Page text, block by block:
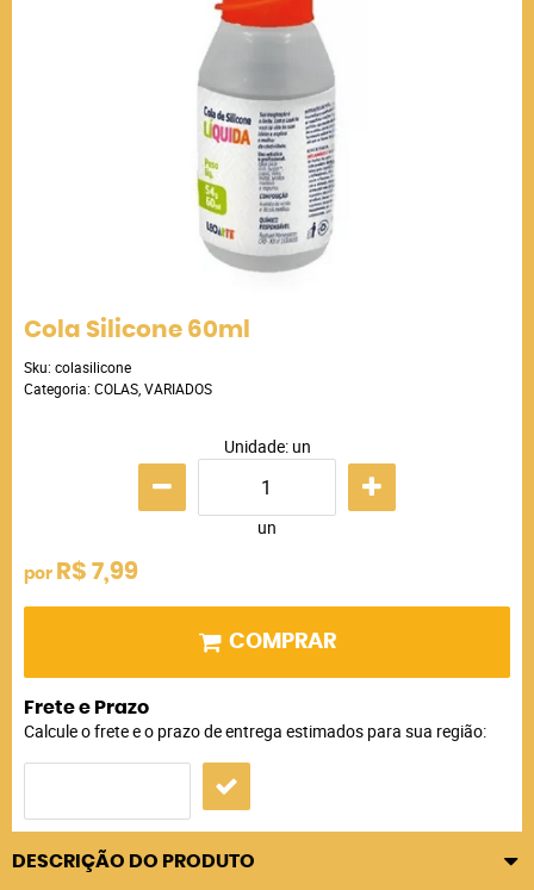
Cola Silicone 60ml
Sku: colasilicone
Categoria: COLAS VARIADOS
Unidade: un
un
por R$ 7,99
COMPRAR
Frete e Prazo
Calcule o frete e o prazo de entrega estimados para sua região:
DESCRIÇÃO DO PRODUTO